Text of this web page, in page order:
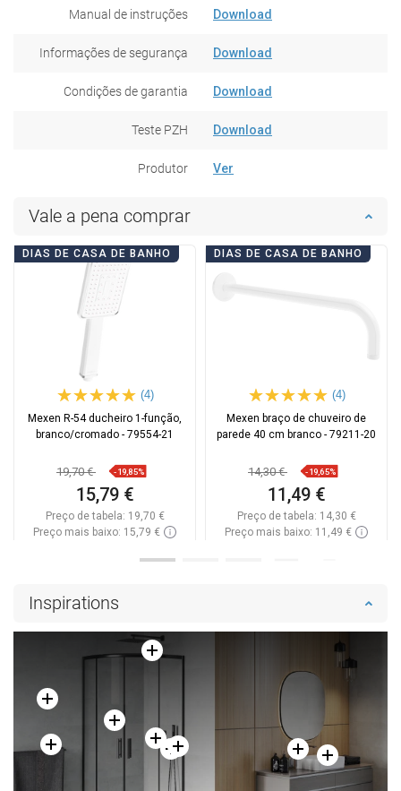
Manual de instruções Download
Informações de segurança Download
Condições de garantia Download
Teste PZH Download
Produtor Ver
Vale a pena comprar
DIAS DE CASA DE BANHO
(4)
Mexen R-54 ducheiro 1-função,
branco/cromado - 79554-21
19,70 € -19,85%
15,79 €
Preço de tabela: 19,70 €
Preço mais baixo: 15,79 €
DIAS DE CASA DE BANHO
(4)
Mexen braço de chuveiro de
parede 40 cm branco - 79211-20
14,30 € -19,65%
11,49 €
Preço de tabela: 14,30 €
Preço mais baixo: 11,49 €
Inspirations